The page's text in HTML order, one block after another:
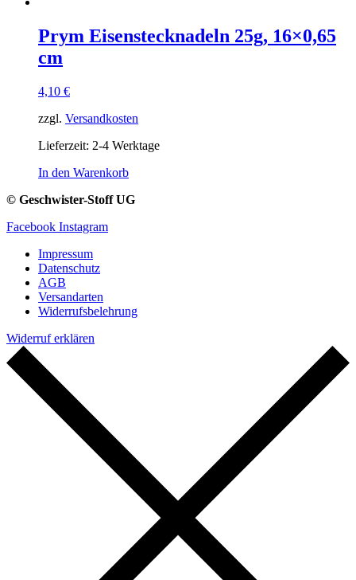
Prym Eisenstecknadeln 25g, 16×0,65
cm
4,10 €
zzgl. Versandkosten
Lieferzeit: 2-4 Werktage
In den Warenkorb
© Geschwister-Stoff UG
Facebook Instagram
Impressum
Datenschutz
AGB
Versandarten
Widerrufsbelehrung
Widerruf erklären